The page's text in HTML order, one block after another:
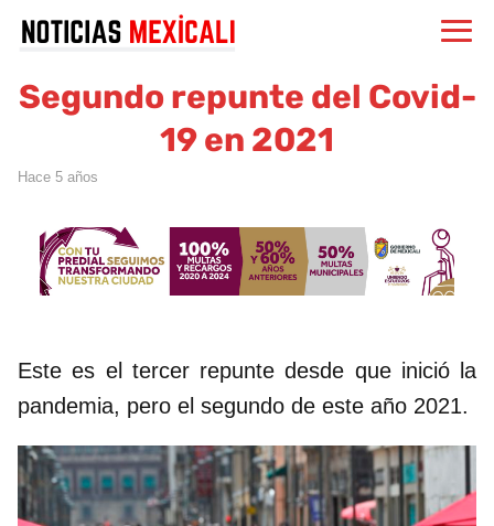
Segundo repunte del Covid-
19 en 2021
hace 5 años
Este es el tercer repunte desde que inició la
pandemia, pero el segundo de este año 2021.